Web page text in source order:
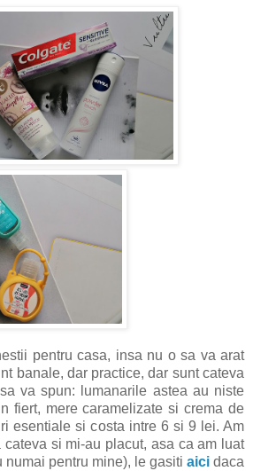
pentru casa, insa nu o sa va arat
banale, dar practice, dar sunt cateva
va spun: lumanarile astea au niste
fiert, mere caramelizate si crema de
esentiale si costa intre 6 si 9 lei. Am
cateva si mi-au placut, asa ca am luat
numai pentru mine), le gasiti aici daca